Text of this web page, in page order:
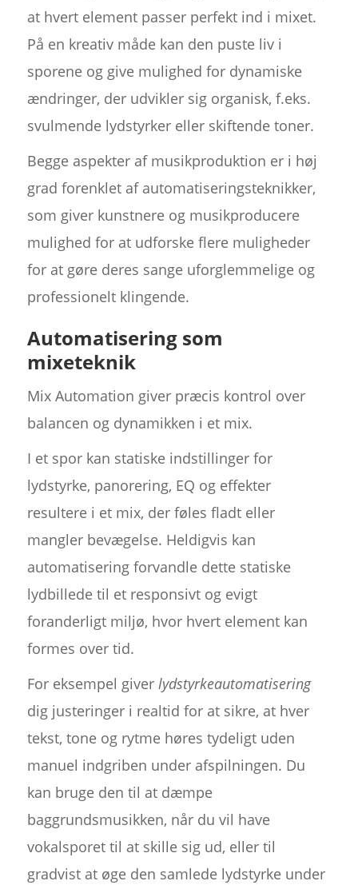
at hvert element passer perfekt ind i mixet.
På en kreativ måde kan den puste liv i
sporene og give mulighed for dynamiske
ændringer, der udvikler sig organisk, f.eks.
svulmende lydstyrker eller skiftende toner.
Begge aspekter af musikproduktion er i høj
grad forenklet af automatiseringsteknikker,
som giver kunstnere og musikproducere
mulighed for at udforske flere muligheder
for at gøre deres sange uforglemmelige og
professionelt klingende.
Automatisering som
mixeteknik
Mix Automation giver præcis kontrol over
balancen og dynamikken i et mix.
I et spor kan statiske indstillinger for
lydstyrke, panorering, EQ og effekter
resultere i et mix, der føles fladt eller
mangler bevægelse. Heldigvis kan
automatisering forvandle dette statiske
lydbillede til et responsivt og evigt
foranderligt miljø, hvor hvert element kan
formes over tid.
For eksempel giver lydstyrkeautomatisering
dig justeringer i realtid for at sikre, at hver
tekst, tone og rytme høres tydeligt uden
manuel indgriben under afspilningen. Du
kan bruge den til at dæmpe
baggrundsmusikken, når du vil have
vokalsporet til at skille sig ud, eller til
gradvist at øge den samlede lydstyrke under